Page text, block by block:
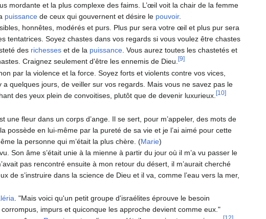
mordante et la plus complexe des faims. L’œil voit la chair de la femme
puissance de ceux qui gouvernent et désire le pouvoir.
honnêtes, modérés et purs. Plus pur sera votre œil et plus pur sera
Soyez chastes dans vos regards si vous voulez être chastes
des richesses et de la puissance . Vous aurez toutes les chastetés et
Craignez seulement d'être les ennemis de Dieu.[9]
par la violence et la force. Soyez forts et violents contre vos vices,
quelques jours, de veiller sur vos regards. Mais vous ne savez pas le
des yeux plein de convoitises, plutôt que de devenir luxurieux.[10]
une fleur dans un corps d’ange. Il se sert, pour m’appeler, des mots de
la possède en lui-même par la pureté de sa vie et je l’ai aimé pour cette
la personne qui m’était la plus chère. (Marie)
Son âme s’était unie à la mienne à partir du jour où il m’a vu passer le
pas rencontré ensuite à mon retour du désert, il m’aurait cherché
de s’instruire dans la science de Dieu et il va, comme l’eau vers la mer,
. "Mais voici qu'un petit groupe d'israélites éprouve le besoin
impurs et quiconque les approche devient comme eux."